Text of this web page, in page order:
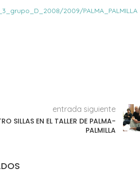
2009/PALMA_PALMILLA
entrada siguiente
SILLAS EN EL TALLER DE PALMA-
PALMILLA